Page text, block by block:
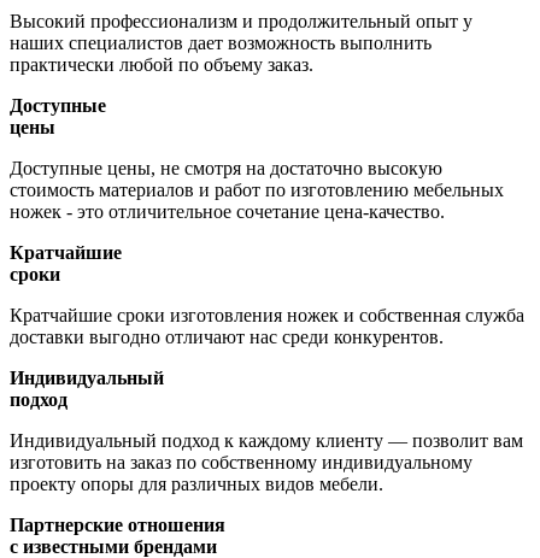
Высокий профессионализм и продолжительный опыт у
наших специалистов дает возможность выполнить
практически любой по объему заказ.
Доступные
цены
Доступные цены, не смотря на достаточно высокую
стоимость материалов и работ по изготовлению мебельных
ножек - это отличительное сочетание цена-качество.
Кратчайшие
сроки
Кратчайшие сроки изготовления ножек и собственная служба
доставки выгодно отличают нас среди конкурентов.
Индивидуальный
подход
Индивидуальный подход к каждому клиенту — позволит вам
изготовить на заказ по собственному индивидуальному
проекту опоры для различных видов мебели.
Партнерские отношения
с известными брендами